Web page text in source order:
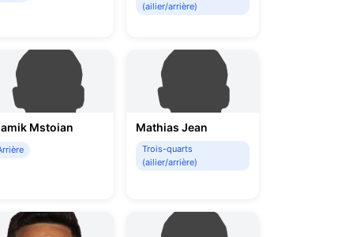
(ailier/arrière)
Mstoian Mathias Jean
Trois-quarts
(ailier/arrière)